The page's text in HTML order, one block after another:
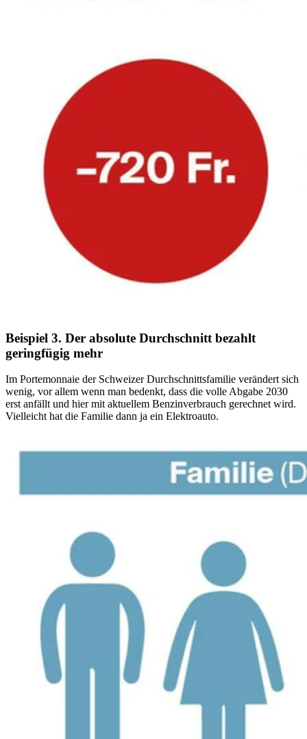
Beispiel 3. Der absolute Durchschnitt bezahlt
geringfügig mehr
Im Portemonnaie der Schweizer Durchschnittsfamilie verändert sich
wenig, vor allem wenn man bedenkt, dass die volle Abgabe 2030
erst anfällt und hier mit aktuellem Benzinverbrauch gerechnet wird.
Vielleicht hat die Familie dann ja ein Elektroauto.